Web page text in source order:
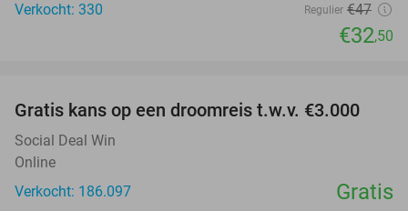
Verkocht: 330
Regulier €47
€32,50
Gratis kans op een droomreis t.w.v. €3.000
Social Deal Win
Online
Verkocht: 186.097
Gratis